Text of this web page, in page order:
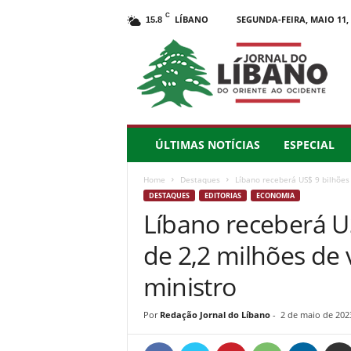
15.8 C LÍBANO SEGUNDA-FEIRA, MAIO 11,
r
ÚLTIMAS NOTÍCIAS ESPECIAL
Home Destaques Líbano receberá US$ 9
DESTAQUES EDITORIAS ECONOMIA
Líbano receberá
de 2,2 milhões de
ministro
Por Redação Jornal do Líbano- 2 de maio de